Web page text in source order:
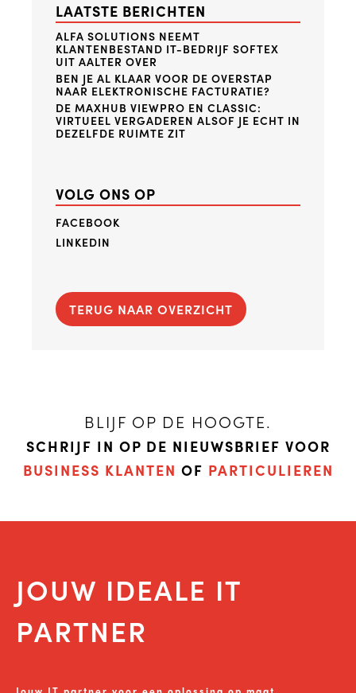
LAATSTE BERICHTEN
ALFA SOLUTIONS NEEMT
KLANTENBESTAND IT-BEDRIJF SOFTEX
UIT AALTER OVER
BEN JE AL KLAAR VOOR DE OVERSTAP
NAAR ELEKTRONISCHE FACTURATIE?
DE MAXHUB VIEWPRO EN CLASSIC:
VIRTUEEL VERGADEREN ALSOF JE ECHT IN
DEZELFDE RUIMTE ZIT
VOLG ONS OP
FACEBOOK
LINKEDIN
TERUG NAAR OVERZICHT
BLIJF OP DE HOOGTE.
SCHRIJF IN OP DE NIEUWSBRIEF VOOR
BUSINESS KLANTEN OF PARTICULIEREN
JOUW IDEALE IT
PARTNER